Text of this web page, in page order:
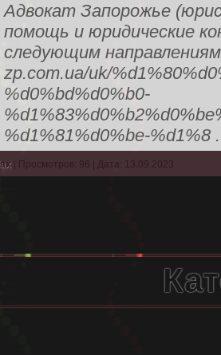
Адвокат Запорожье
помощь и юридические
следующим
zp.com.ua/uk/
%d0%bd%d0%b0-
%d1%81%d0%be-%d1%8
| Просмотров: 96 | Дата: 13.09.2023